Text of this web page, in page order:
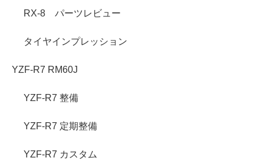
RX-8 パーツレビュー
タイヤインプレッション
YZF-R7 RM60J
YZF-R7 整備
YZF-R7 定期整備
YZF-R7 カスタム